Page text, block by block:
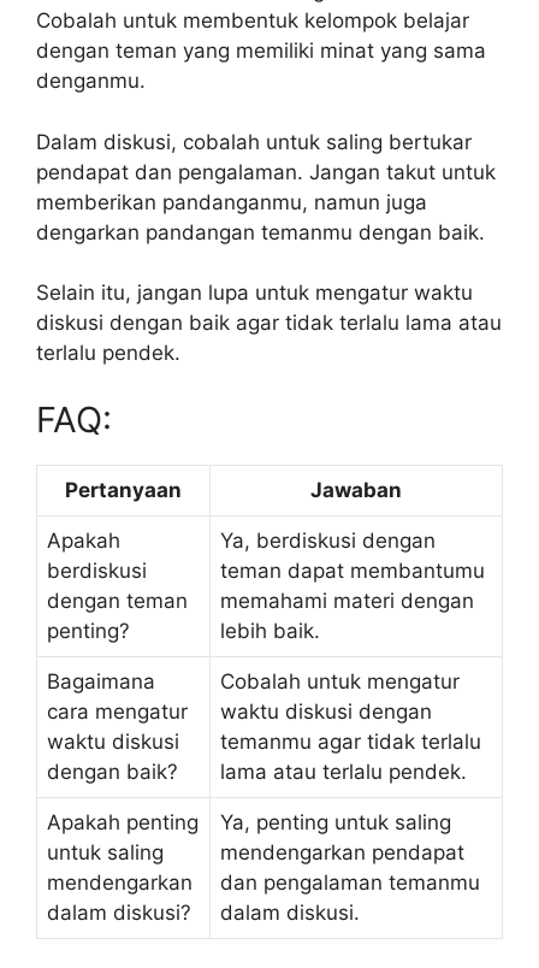
Cobalah untuk membentuk kelompok belajar
dengan teman yang memiliki minat yang sama
denganmu.
Dalam diskusi, cobalah untuk saling bertukar
pendapat dan pengalaman. Jangan takut untuk
memberikan pandanganmu, namun juga
dengarkan pandangan temanmu dengan baik.
Selain itu, jangan lupa untuk mengatur waktu
diskusi dengan baik agar tidak terlalu lama atau
terlalu pendek.
FAQ:
Pertanyaan Jawaban
Apakah
berdiskusi
dengan teman
penting?
Ya, berdiskusi dengan
teman dapat membantumu
memahami materi dengan
lebih baik.
Bagaimana
cara mengatur
waktu diskusi
dengan baik?
Cobalah untuk mengatur
waktu diskusi dengan
temanmu agar tidak terlalu
lama atau terlalu pendek.
Apakah penting
untuk saling
mendengarkan
dalam diskusi?
Ya, penting untuk saling
mendengarkan pendapat
dan pengalaman temanmu
dalam diskusi.